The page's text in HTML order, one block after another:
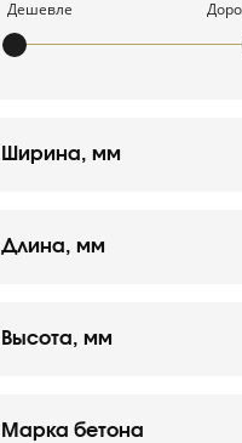
Дешевле
Ширина, мм
Длина, мм
Высота, мм
Марка бетона